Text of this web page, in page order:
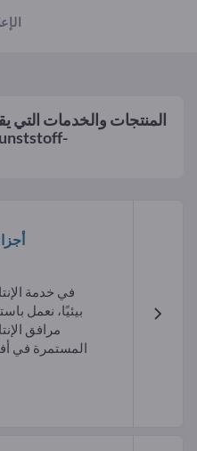
المنتجات والخدمات التي
في خدمة
بيئيًا، نعمل
مرافق
المستمرة في